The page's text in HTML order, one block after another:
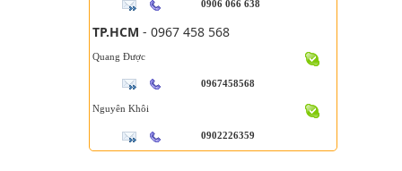
0906 066 638
TP.HCM - 0967 458 568
Quang Được
0967458568
Nguyên Khôi
0902226359